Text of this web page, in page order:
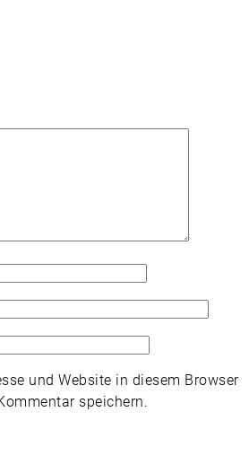
und Website in diesem Browser
speichern.